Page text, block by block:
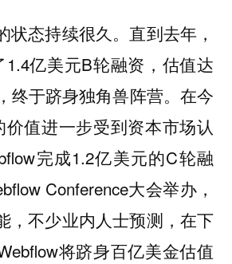
状态持续很久。直到去年，
1.4亿美元B轮融资，估值达
终于跻身独角兽阵营。在今
价值进一步受到资本市场认
完成1.2亿美元的C轮融
Conference大会举办，
，不少业内人士预测，在下
将跻身百亿美金估值